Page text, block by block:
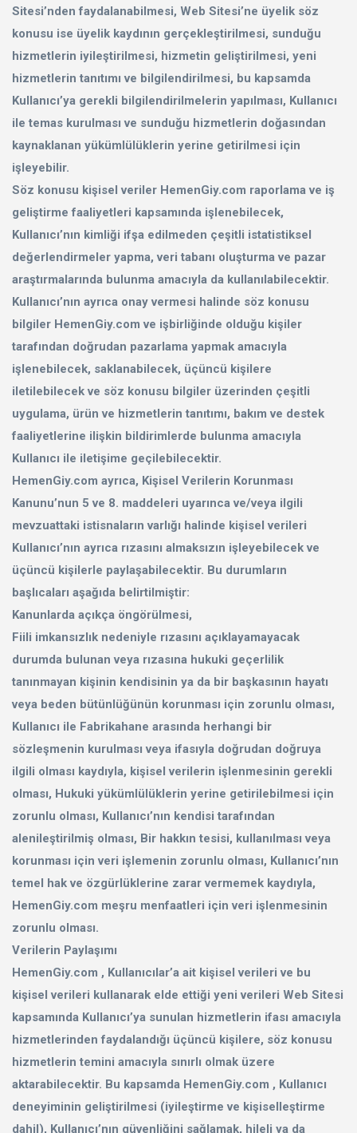
Sitesi’nden faydalanabilmesi, Web Sitesi’ne üyelik söz
konusu ise üyelik kaydının gerçekleştirilmesi, sunduğu
hizmetlerin iyileştirilmesi, hizmetin geliştirilmesi, yeni
hizmetlerin tanıtımı ve bilgilendirilmesi, bu kapsamda
Kullanıcı’ya gerekli bilgilendirilmelerin yapılması, Kullanıcı
ile temas kurulması ve sunduğu hizmetlerin doğasından
kaynaklanan yükümlülüklerin yerine getirilmesi için
işleyebilir.
Söz konusu kişisel veriler HemenGiy.com raporlama ve iş
geliştirme faaliyetleri kapsamında işlenebilecek,
Kullanıcı’nın kimliği ifşa edilmeden çeşitli istatistiksel
değerlendirmeler yapma, veri tabanı oluşturma ve pazar
araştırmalarında bulunma amacıyla da kullanılabilecektir.
Kullanıcı’nın ayrıca onay vermesi halinde söz konusu
bilgiler HemenGiy.com ve işbirliğinde olduğu kişiler
tarafından doğrudan pazarlama yapmak amacıyla
işlenebilecek, saklanabilecek, üçüncü kişilere
iletilebilecek ve söz konusu bilgiler üzerinden çeşitli
uygulama, ürün ve hizmetlerin tanıtımı, bakım ve destek
faaliyetlerine ilişkin bildirimlerde bulunma amacıyla
Kullanıcı ile iletişime geçilebilecektir.
HemenGiy.com ayrıca, Kişisel Verilerin Korunması
Kanunu’nun 5 ve 8. maddeleri uyarınca ve/veya ilgili
mevzuattaki istisnaların varlığı halinde kişisel verileri
Kullanıcı’nın ayrıca rızasını almaksızın işleyebilecek ve
üçüncü kişilerle paylaşabilecektir. Bu durumların
başlıcaları aşağıda belirtilmiştir:
Kanunlarda açıkça öngörülmesi,
Fiili imkansızlık nedeniyle rızasını açıklayamayacak
durumda bulunan veya rızasına hukuki geçerlilik
tanınmayan kişinin kendisinin ya da bir başkasının hayatı
veya beden bütünlüğünün korunması için zorunlu olması,
Kullanıcı ile Fabrikahane arasında herhangi bir
sözleşmenin kurulması veya ifasıyla doğrudan doğruya
ilgili olması kaydıyla, kişisel verilerin işlenmesinin gerekli
olması, Hukuki yükümlülüklerin yerine getirilebilmesi için
zorunlu olması, Kullanıcı’nın kendisi tarafından
alenileştirilmiş olması, Bir hakkın tesisi, kullanılması veya
korunması için veri işlemenin zorunlu olması, Kullanıcı’nın
temel hak ve özgürlüklerine zarar vermemek kaydıyla,
HemenGiy.com meşru menfaatleri için veri işlenmesinin
zorunlu olması.
Verilerin Paylaşımı
HemenGiy.com , Kullanıcılar’a ait kişisel verileri ve bu
kişisel verileri kullanarak elde ettiği yeni verileri Web Sitesi
kapsamında Kullanıcı’ya sunulan hizmetlerin ifası amacıyla
hizmetlerinden faydalandığı üçüncü kişilere, söz konusu
hizmetlerin temini amacıyla sınırlı olmak üzere
aktarabilecektir. Bu kapsamda HemenGiy.com , Kullanıcı
deneyiminin geliştirilmesi (iyileştirme ve kişiselleştirme
dahil), Kullanıcı’nın güvenliğini sağlamak, hileli ya da